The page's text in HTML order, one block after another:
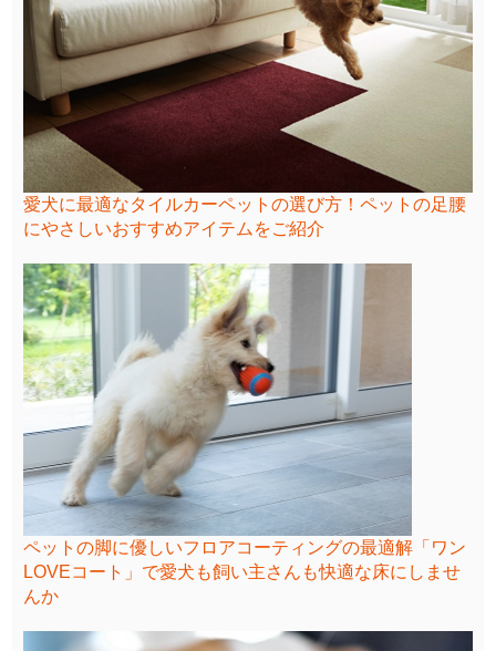
愛犬に最適なタイルカーペットの選び方！ペットの足腰
にやさしいおすすめアイテムをご紹介
ペットの脚に優しいフロアコーティングの最適解「ワン
LOVEコート」で愛犬も飼い主さんも快適な床にしませ
んか